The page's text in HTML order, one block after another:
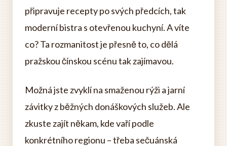
připravuje recepty po svých předcích, tak
moderní bistra s otevřenou kuchyní. A víte
co? Ta rozmanitost je přesně to, co dělá
pražskou čínskou scénu tak zajímavou.
Možná jste zvyklí na smaženou rýži a jarní
závitky z běžných donáškových služeb. Ale
zkuste zajít někam, kde vaří podle
konkrétního regionu – třeba sečuánská